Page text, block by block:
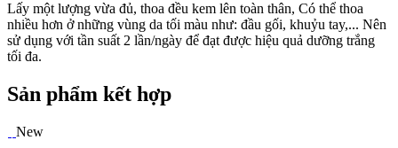
Lấy một lượng vừa đủ, thoa đều kem lên toàn thân, Có thể thoa
nhiều hơn ở những vùng da tối màu như: đầu gối, khuỷu tay,... Nên
sử dụng với tần suất 2 lần/ngày để đạt được hiệu quả dưỡng trắng
tối đa.
Sản phẩm kết hợp
New